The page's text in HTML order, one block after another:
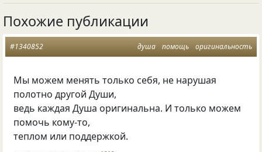
Похожие публикации
душа помощь оригинальность
#1340852
Мы можем менять только себя, не нарушая
полотно другой Души,
ведь каждая Душа оригинальна. И только можем
помочь кому-то,
теплом или поддержкой.